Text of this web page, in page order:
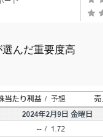
んだ重要度高